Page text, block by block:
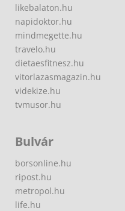
likebalaton.hu
napidoktor.hu
mindmegette.hu
travelo.hu
dietaesfitnesz.hu
vitorlazasmagazin.hu
videkize.hu
tvmusor.hu
Bulvár
borsonline.hu
ripost.hu
metropol.hu
life.hu